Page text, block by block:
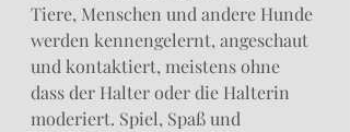
Tiere, Menschen und andere Hunde
werden kennengelernt, angeschaut
und kontaktiert, meistens ohne
dass der Halter oder die Halterin
moderiert. Spiel, Spaß und